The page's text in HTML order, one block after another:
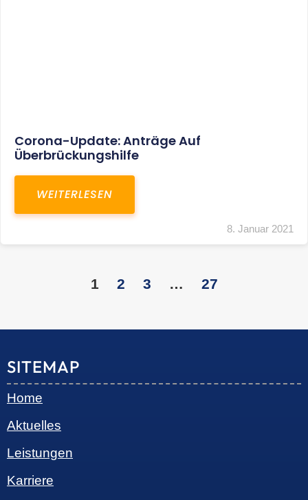
Corona-Update: Anträge Auf
Überbrückungshilfe
WEITERLESEN
8. Januar 2021
1 2 3 … 27
SITEMAP
Home
Aktuelles
Leistungen
Karriere